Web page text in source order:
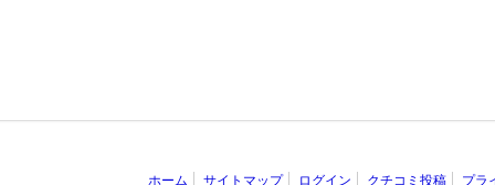
ホーム サイトマップ ログイン クチコミ投稿 プラ